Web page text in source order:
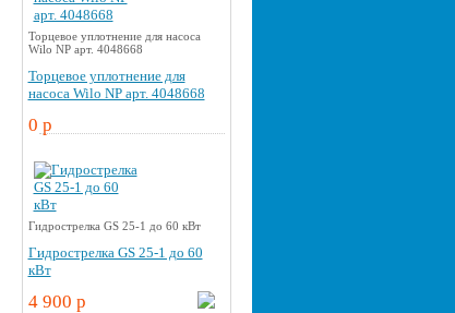
Торцевое уплотнение для насоса
Wilo NP арт. 4048668
Торцевое уплотнение для
насоса Wilo NP арт. 4048668
0 p
Гидрострелка GS 25-1 до 60 кВт
Гидрострелка GS 25-1 до 60
кВт
4 900 p